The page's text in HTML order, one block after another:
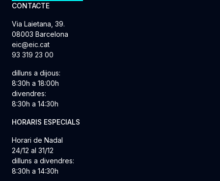
CONTACTE
Via Laietana, 39.
08003 Barcelona
eic@eic.cat
93 319 23 00
dilluns a dijous:
8:30h a 18:00h
divendres:
8:30h a 14:30h
HORARIS ESPECIALS
Horari de Nadal
24/12 al 31/12
dilluns a divendres:
8:30h a 14:30h